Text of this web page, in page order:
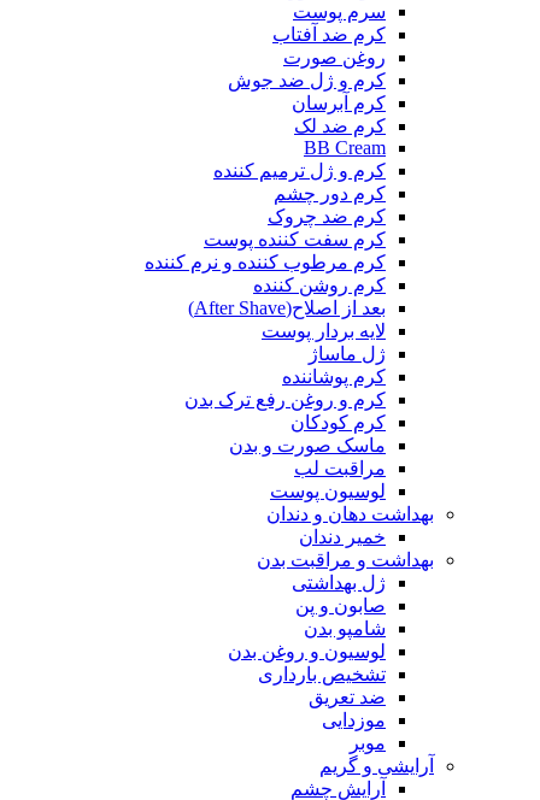
سرم پوست
کرم ضد آفتاب
روغن صورت
کرم و ژل ضد جوش
کرم آبرسان
کرم ضد لک
BB Cream
کرم و ژل ترمیم کننده
کرم دور چشم
کرم ضد چروک
کرم سفت کننده پوست
کرم مرطوب کننده و نرم کننده
کرم روشن کننده
بعد از اصلاح(After Shave)
لایه بردار پوست
ژل ماساژ
کرم پوشاننده
کرم و روغن رفع ترک بدن
کرم کودکان
ماسک صورت و بدن
مراقبت لب
لوسیون پوست
بهداشت دهان و دندان
خمیر دندان
بهداشت و مراقبت بدن
ژل بهداشتی
صابون و پن
شامپو بدن
لوسیون و روغن بدن
تشخیص بارداری
ضد تعریق
موزدایی
موبر
آرایشی و گریم
آرایش چشم